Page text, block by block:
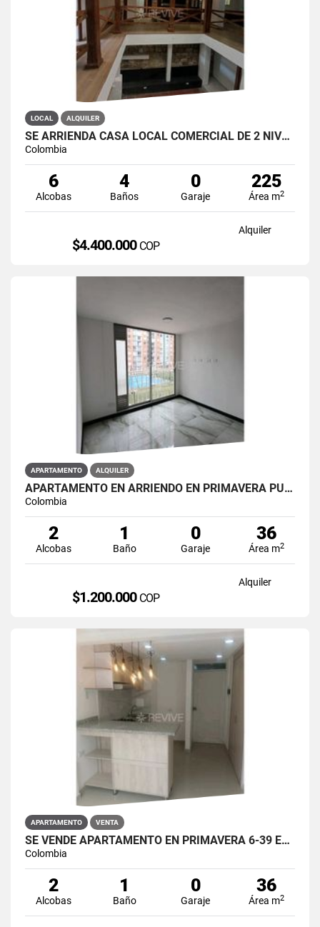
LOCAL ALQUILER
SE ARRIENDA CASA LOCAL COMERCIAL DE 2 NIVELES EN LA CANDELARIA
Colombia
6
Alcobas
4
Baños
0
Garaje
225
Área m2
Alquiler
$4.400.000 COP
APARTAMENTO ALQUILER
APARTAMENTO EN ARRIENDO EN PRIMAVERA PUENTE ARANDA PRIMAVERA 6-39 ET 2
Colombia
2
Alcobas
1
Baño
0
Garaje
36
Área m2
Alquiler
$1.200.000 COP
APARTAMENTO VENTA
SE VENDE APARTAMENTO EN PRIMAVERA 6-39 ET 2 PUENTE ARANDA
Colombia
2
Alcobas
1
Baño
0
Garaje
36
Área m2